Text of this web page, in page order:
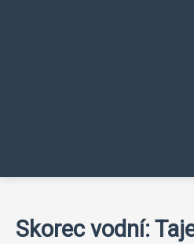
Skorec vodní: